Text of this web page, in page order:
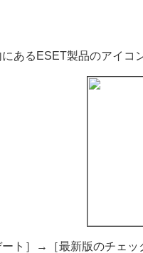
あるESET製品のアイコ
ト］→［最新版のチェッ